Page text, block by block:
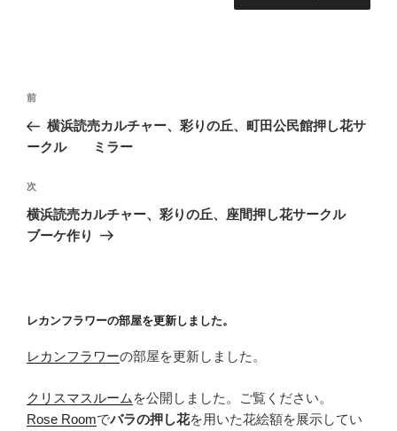
投
ナ
ゲ
ー
シ
前
の
前
横浜読売カルチャー、彩りの丘、町田公民館押し花サ
ークル ミラー
次
の
投
次
横浜読売カルチャー、彩りの丘、座間押し花サークル
ブーケ作り
レカンフラワーの部屋を更新しました。
レカンフラワーの部屋を更新しました。
クリスマスルーム を公開しました。ご覧ください。
Rose Roomでバラの押し花を用いた花絵額を展示してい